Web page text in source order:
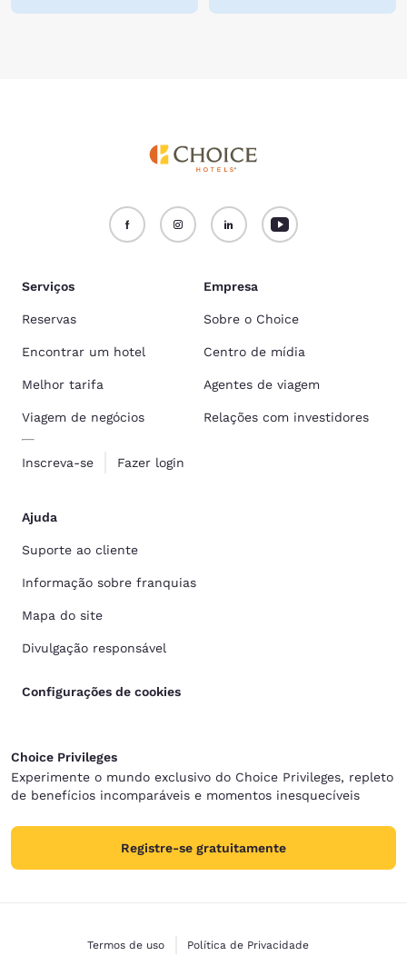
Serviços
Reservas
Encontrar um hotel
Melhor tarifa
Viagem de negócios
Inscreva-se Fazer login
Empresa
Sobre o Choice
Centro de mídia
Agentes de viagem
Relações com investidores
Ajuda
Suporte ao cliente
Informação sobre franquias
Mapa do site
Divulgação responsável
Configurações de cookies
Choice Privileges
Experimente o mundo exclusivo do Choice Privileges, repleto
de benefícios incomparáveis e momentos inesquecíveis
Registre-se gratuitamente
Termos de uso Política de Privacidade